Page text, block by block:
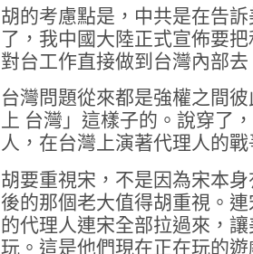
胡的考慮點是，中共是在告
了，我中國大陸正式宣佈要
對台工作直接做到台灣內部
台灣問題從來都是強權之間
上 台灣」這樣子的。說穿了
人，在台灣上演著代理人的
胡要重視宋，不是因為宋本
後的那個老大值得胡重視。
的代理人連宋全部拉過來，
玩。這是他們現在正在玩的